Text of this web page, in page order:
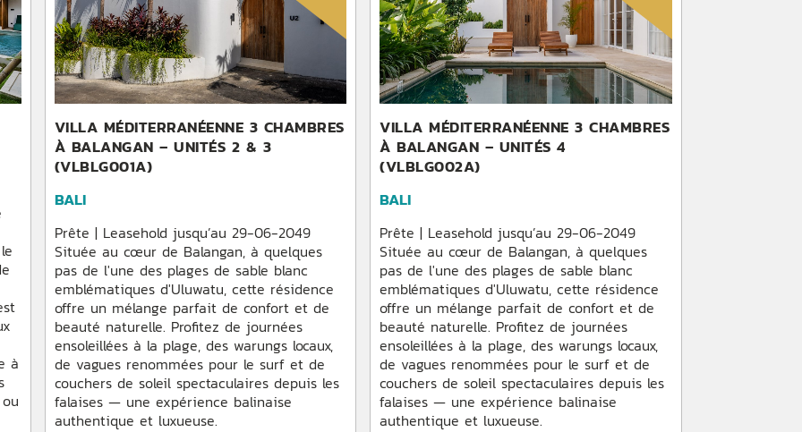
à
VILLA MÉDITERRANÉENNE 3 CHAMBRES
À BALANGAN – UNITÉS 2 & 3
(VLBLG001A)
BALI
Prête | Leasehold jusqu’au 29-06-2049
Située au cœur de Balangan, à quelques
pas de l'une des plages de sable blanc
emblématiques d'Uluwatu, cette résidence
offre un mélange parfait de confort et de
beauté naturelle. Profitez de journées
ensoleillées à la plage, des warungs locaux,
de vagues renommées pour le surf et de
couchers de soleil spectaculaires depuis les
falaises — une expérience balinaise
authentique et luxueuse.
VILLA MÉDITERRANÉENNE 3 CHAMBRES
À BALANGAN – UNITÉS 4
(VLBLG002A)
BALI
Prête | Leasehold jusqu’au 29-06-2049
Située au cœur de Balangan, à quelques
pas de l'une des plages de sable blanc
emblématiques d'Uluwatu, cette résidence
offre un mélange parfait de confort et de
beauté naturelle. Profitez de journées
ensoleillées à la plage, des warungs locaux,
de vagues renommées pour le surf et de
couchers de soleil spectaculaires depuis les
falaises — une expérience balinaise
authentique et luxueuse.